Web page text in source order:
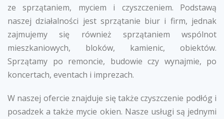
ze sprzątaniem, myciem i czyszczeniem. Podstawą
naszej działalności jest sprzątanie biur i firm, jednak
zajmujemy się również sprzątaniem wspólnot
mieszkaniowych, bloków, kamienic, obiektów.
Sprzątamy po remoncie, budowie czy wynajmie, po
koncertach, eventach i imprezach.
W naszej ofercie znajduje się także czyszczenie podłóg i
posadzek a także mycie okien. Nasze usługi są jednymi